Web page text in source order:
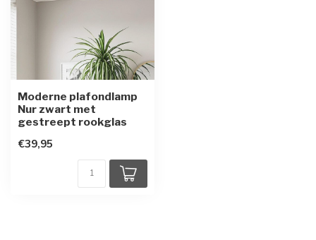
Moderne plafondlamp
Nur zwart met
gestreept rookglas
€39,95